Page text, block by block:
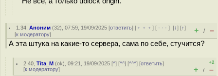
1.34 ,Аноним (32), 07:59, 19/09/2025 [ответить] [ ﹢﹢﹢] [ · · ·][↓] [↑]
[к модератору] + / –
А эта штука на какие-то сервера, сама по себе, стучится?
2.40 ,Tita_M (ok), 09:21, 19/09/2025 [^] [^^] [^^^] [ответить]
[к модератору]
+2
+ / –